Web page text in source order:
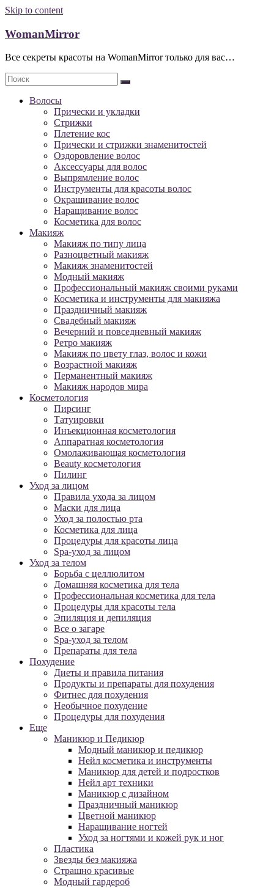
Skip to content
WomanMirror
Все секреты красоты на WomanMirror только для вас…
Волосы
Прически и укладки
Стрижки
Плетение кос
Прически и стрижки знаменитостей
Оздоровление волос
Аксессуары для волос
Выпрямление волос
Инструменты для красоты волос
Окрашивание волос
Наращивание волос
Косметика для волос
Макияж
Макияж по типу лица
Разноцветный макияж
Макияж знаменитостей
Модный макияж
Профессиональный макияж своими руками
Косметика и инструменты для макияжа
Праздничный макияж
Свадебный макияж
Вечерний и повседневный макияж
Ретро макияж
Макияж по цвету глаз, волос и кожи
Возрастной макияж
Перманентный макияж
Макияж народов мира
Косметология
Пирсинг
Татуировки
Инъекционная косметология
Аппаратная косметология
Омолаживающая косметология
Beauty косметология
Пилинг
Уход за лицом
Правила ухода за лицом
Маски для лица
Уход за полостью рта
Косметика для лица
Процедуры для красоты лица
Spa-уход за лицом
Уход за телом
Борьба с целлюлитом
Домашняя косметика для тела
Профессиональная косметика для тела
Процедуры для красоты тела
Эпиляция и депиляция
Все о загаре
Spa-уход за телом
Препараты для тела
Похудение
Диеты и правила питания
Продукты и препараты для похудения
Фитнес для похудения
Необычное похудение
Процедуры для похудения
Еще
Маникюр и Педикюр
Модный маникюр и педикюр
Нейл косметика и инструменты
Маникюр для детей и подростков
Нейл арт техники
Маникюр с дизайном
Праздничный маникюр
Цветной маникюр
Наращивание ногтей
Уход за ногтями и кожей рук и ног
Пластика
Звезды без макияжа
Страшно красивые
Модный гардероб